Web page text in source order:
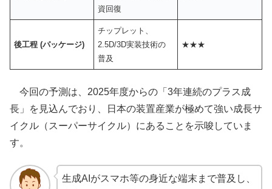
資回復
後工程 (パッケージ)
チップレット、
2.5D/3D実装技術の
普及
★★★
今回の予測は、2025年度からの「3年連続のプラス成
長」を見込んでおり、日本の装置産業が極めて強い成長サ
イクル（スーパーサイクル）にあることを示唆していま
す。
生成AIがスマホ等の身近な端末まで普及し、